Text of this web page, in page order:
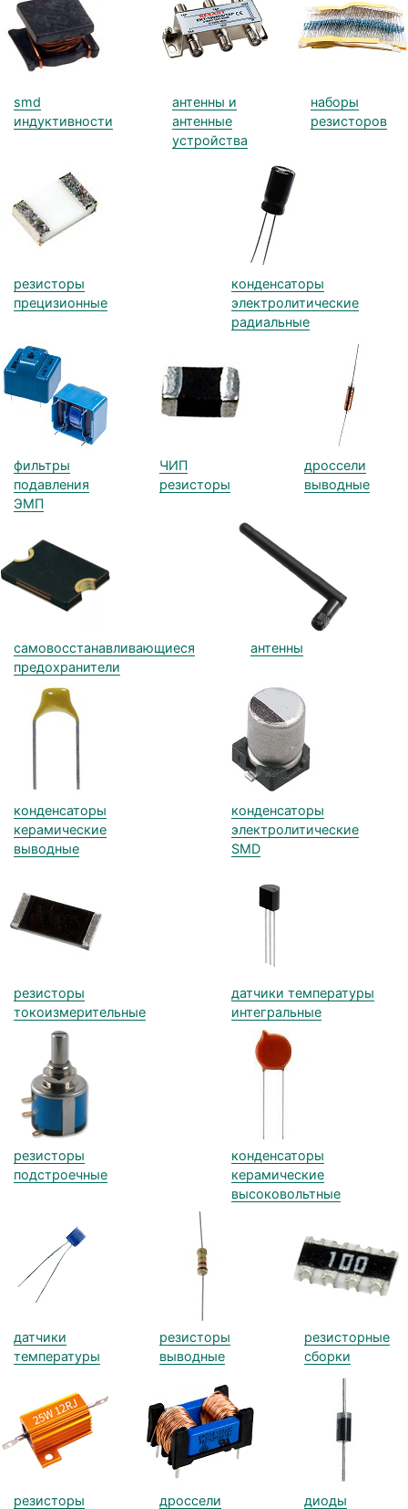
smd
индуктивности
антенны и
антенные
устройства
наборы
резисторов
резисторы
прецизионные
конденсаторы
электролитические
радиальные
фильтры
подавления
ЭМП
ЧИП
резисторы
дроссели
выводные
самовосстанавливающиеся
предохранители
антенны
конденсаторы
керамические
выводные
конденсаторы
электролитические
SMD
резисторы
токоизмерительные
датчики температуры
интегральные
резисторы
подстроечные
конденсаторы
керамические
высоковольтные
датчики
температуры
резисторы
выводные
резисторные
сборки
резисторы дроссели диоды